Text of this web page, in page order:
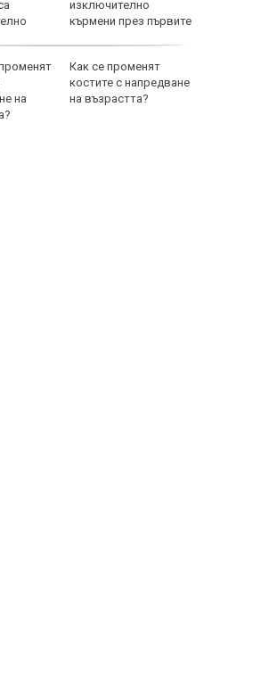
изключително
кърмени през първите
Как се променят
костите с напредване
на възрастта?